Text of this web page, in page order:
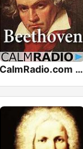
CalmRadio.com - Beethoven